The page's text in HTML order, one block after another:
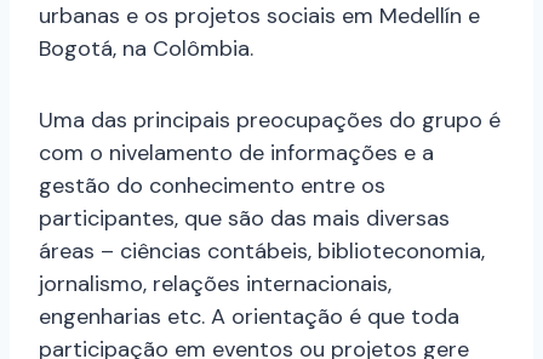
urbanas e os projetos sociais em Medellín e
Bogotá, na Colômbia.
Uma das principais preocupações do grupo é
com o nivelamento de informações e a
gestão do conhecimento entre os
participantes, que são das mais diversas
áreas – ciências contábeis, biblioteconomia,
jornalismo, relações internacionais,
engenharias etc. A orientação é que toda
participação em eventos ou projetos gere